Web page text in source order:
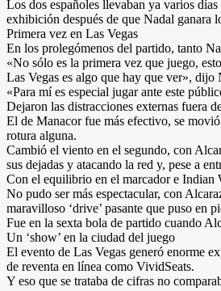
Los dos españoles llevaban ya varios
exhibición después de que Nadal ganara
Primera vez en Las Vegas
En los prolegómenos del partido, tanto
«No sólo es la primera vez que juego,
Las Vegas es algo que hay que ver»,
«Para mí es especial jugar ante este
Dejaron las distracciones externas fuera
El de Manacor fue más efectivo, se
rotura alguna.
Cambió el viento en el segundo, con
sus dejadas y atacando la red y, pese a
Con el equilibrio en el marcador e Indian
No pudo ser más espectacular, con
maravilloso ‘drive’ pasante que puso en
Fue en la sexta bola de partido cuando
Un ‘show’ en la ciudad del juego
El evento de Las Vegas generó enorme
de reventa en línea como VividSeats.
Y eso que se trataba de cifras no